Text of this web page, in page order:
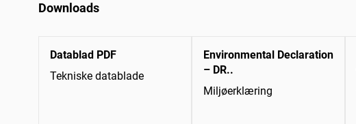
Downloads
Datablad PDF
Tekniske datablade
Environmental Declaration
– DR..
Miljøerklæring